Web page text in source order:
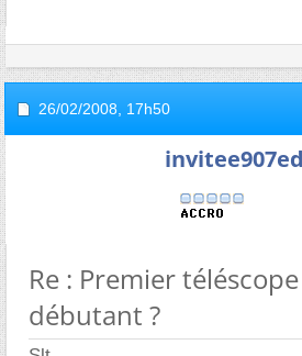
26/02/2008, 17h50
Re : Premier
débutant ?